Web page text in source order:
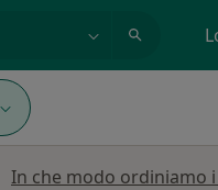
In che modo ordiniamo